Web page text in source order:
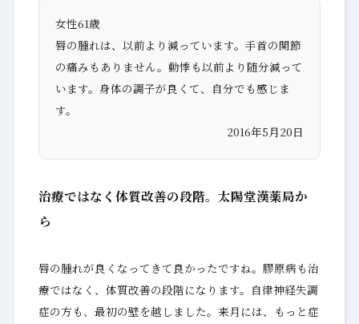
女性61歳
唇の腫れは、以前より減っています。手首の関節
の痛みもありません。動悸も以前より随分減って
います。身体の調子が良くて、自分でも感じま
す。
2016年5月20日
治療ではなく体質改善の段階。太陽堂漢薬局か
ら
唇の腫れが良くなってきて良かったですね。膠原病も治
療ではなく、体質改善の段階になります。自律神経失調
症の方も、最初の壁を越しました。来月には、もっと症